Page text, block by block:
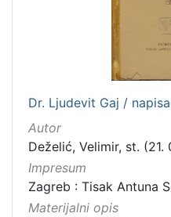
Dr. Ljudevit Gaj /
Autor
Deželić, Velimir, st. (21.
Impresum
Zagreb : Tisak Antuna
Materijalni opis